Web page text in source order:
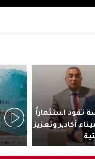
استثماراً
أكادير وتعزيز